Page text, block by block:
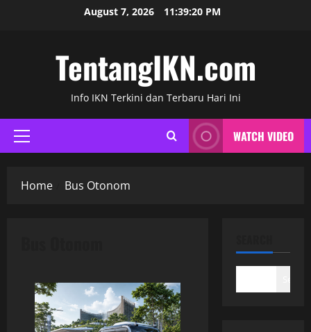
August 7, 2026 11:39:21 PM
TentangIKN.com
Info IKN Terkini dan Terbaru Hari Ini
Primary
Menu
WATCH VIDEO
Home Bus Otonom